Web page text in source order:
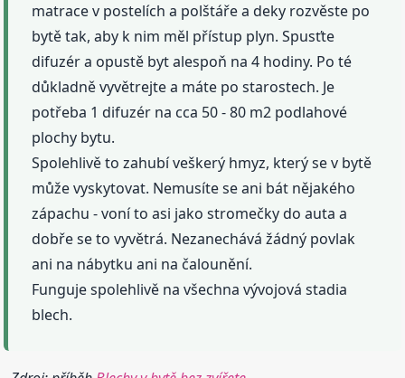
matrace v postelích a polštáře a deky rozvěste po
bytě tak, aby k nim měl přístup plyn. Spusťte
difuzér a opustě byt alespoň na 4 hodiny. Po té
důkladně vyvětrejte a máte po starostech. Je
potřeba 1 difuzér na cca 50 - 80 m2 podlahové
plochy bytu.
Spolehlivě to zahubí veškerý hmyz, který se v bytě
může vyskytovat. Nemusíte se ani bát nějakého
zápachu - voní to asi jako stromečky do auta a
dobře se to vyvětrá. Nezanechává žádný povlak
ani na nábytku ani na čalounění.
Funguje spolehlivě na všechna vývojová stadia
blech.